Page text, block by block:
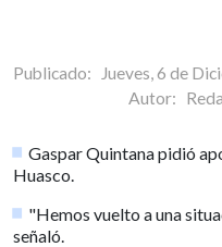
Publicado: Jueves, 6 de
Autor:
Gaspar Quintana pidió
Huasco.
"Hemos vuelto a una
señaló.